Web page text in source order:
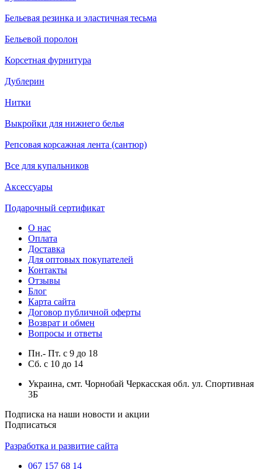
Бельевая резинка и эластичная тесьма
Бельевой поролон
Корсетная фурнитура
Дублерин
Нитки
Выкройки для нижнего белья
Репсовая корсажная лента (сантюр)
Все для купальников
Аксессуары
Подарочный сертификат
О нас
Оплата
Доставка
Для оптовых покупателей
Контакты
Отзывы
Блог
Карта сайта
Договор публичной оферты
Возврат и обмен
Вопросы и ответы
Пн.- Пт. с 9 до 18
Сб. с 10 до 14
Украина, смт. Чорнобай Черкасская обл. ул. Спортивная
3Б
Подписка на наши новости и акции
Подписаться
Разработка и развитие сайта
067 157 68 14